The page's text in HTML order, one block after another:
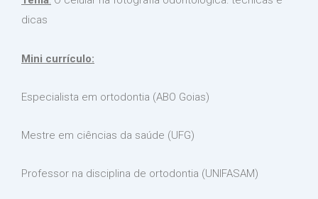
dicas
Mini currículo:
Especialista em ortodontia (ABO Goias)
Mestre em ciências da saúde (UFG)
Professor na disciplina de ortodontia (UNIFASAM)